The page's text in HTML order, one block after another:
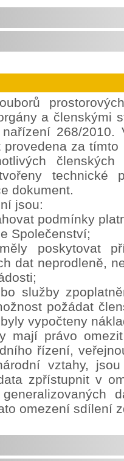
a členskými
268/2010.
za tímto
technické
dokument.
jsou:
podmínky
Společenství;
poskytovat
dat neprodleně,
služby
požádat
vypočteny
mají právo
řízení,
vztahy,
zpřístupnit v
omezení sdílení